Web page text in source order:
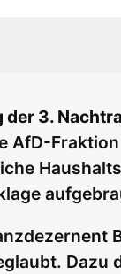
der 3.
AfD-
Dazu